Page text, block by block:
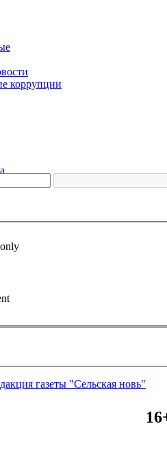
коррупции